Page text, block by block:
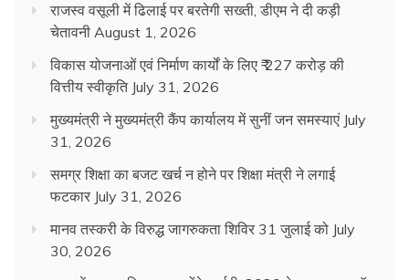
राजस्व वसूली में ढिलाई पर बरतेगी सख्ती, डीएम ने दी कड़ी
चेतावनी August 1, 2026
विकास योजनाओं एवं निर्माण कार्यों के लिए ₹ 227 करोड़ की
वित्तीय स्वीकृति July 31, 2026
मुख्यमंत्री ने मुख्यमंत्री कैंप कार्यालय में सुनीं जन समस्याएं July
31, 2026
समग्र शिक्षा का बजट खर्च न होने पर शिक्षा मंत्री ने लगाई
फटकार July 31, 2026
मानव तस्करी के विरुद्ध जागरुकता शिविर 31 जुलाई को July
30, 2026